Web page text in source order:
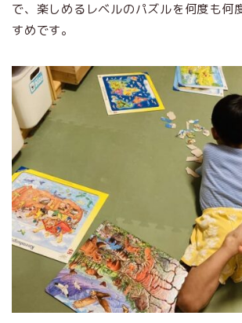
で、楽しめるレベルのパズルを何度も何
すめです。